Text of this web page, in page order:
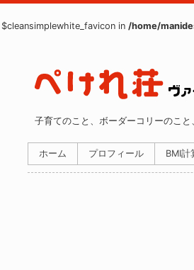
in /home/
子育てのこと、ボーダーコリーのこと
ホーム プロフィール BMI計